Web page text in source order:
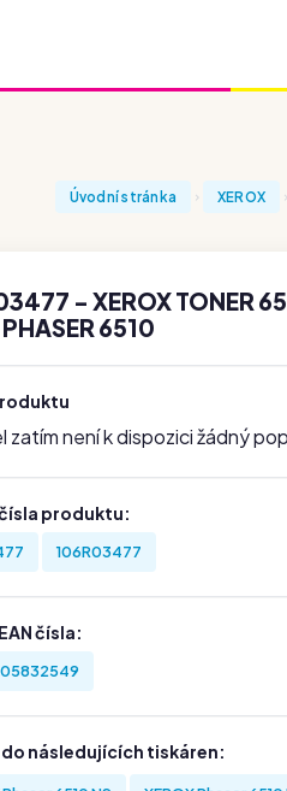
Úvodní stránka XEROX
- XEROX TONER
6510
zatím není k dispozici žádný
produktu:
106R03477
čísla:
do následujících tiskáren: